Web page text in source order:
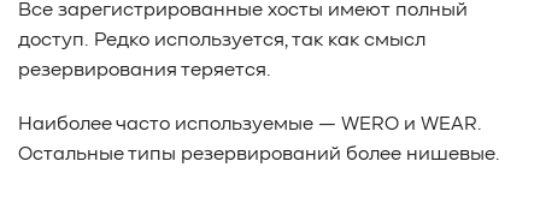
Все зарегистрированные хосты имеют полный
доступ. Редко используется, так как смысл
резервирования теряется.
Наиболее часто используемые — WERO и WEAR.
Остальные типы резервирований более нишевые.